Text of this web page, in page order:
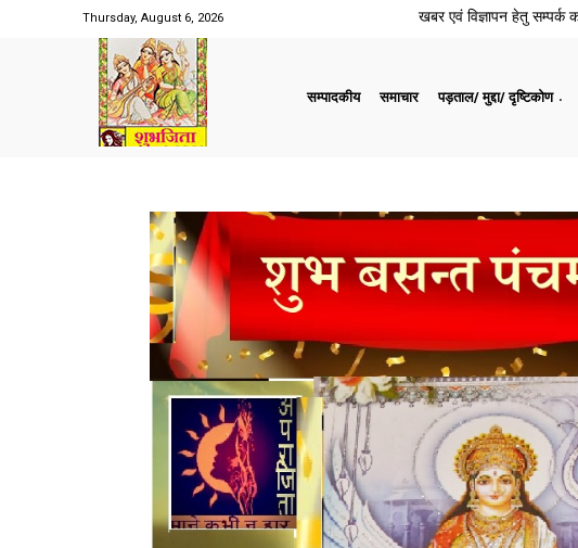
Thursday, August 6, 2026 खबर एवं विज्ञापन हेतु सम्पर्क
सम्पादकीय समाचार पड़ताल/ मुद्दा/ दृष्टिकोण